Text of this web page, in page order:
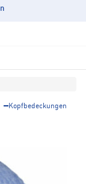
Kopfbedeckungen